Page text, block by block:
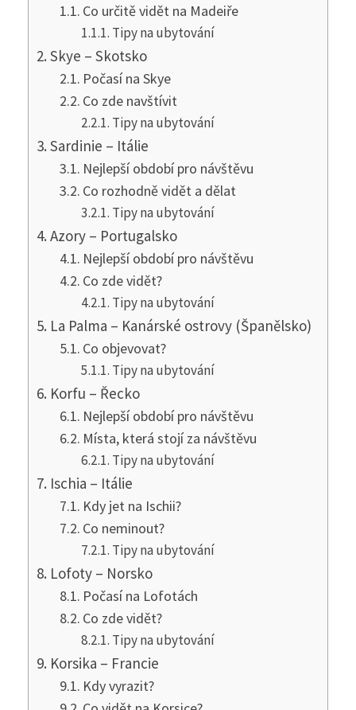
Co určitě vidět na Madeiře
Tipy na ubytování
Skye – Skotsko
Počasí na Skye
Co zde navštívit
Tipy na ubytování
Sardinie – Itálie
Nejlepší období pro návštěvu
Co rozhodně vidět a dělat
Tipy na ubytování
Azory – Portugalsko
Nejlepší období pro návštěvu
Co zde vidět?
Tipy na ubytování
La Palma – Kanárské ostrovy (Španělsko)
Co objevovat?
Tipy na ubytování
Korfu – Řecko
Nejlepší období pro návštěvu
Místa, která stojí za návštěvu
Tipy na ubytování
Ischia – Itálie
Kdy jet na Ischii?
Co neminout?
Tipy na ubytování
Lofoty – Norsko
Počasí na Lofotách
Co zde vidět?
Tipy na ubytování
Korsika – Francie
Kdy vyrazit?